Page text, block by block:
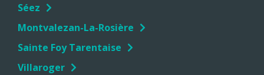
Séez
Montvalezan-La-Rosière
Sainte Foy Tarentaise
Villaroger